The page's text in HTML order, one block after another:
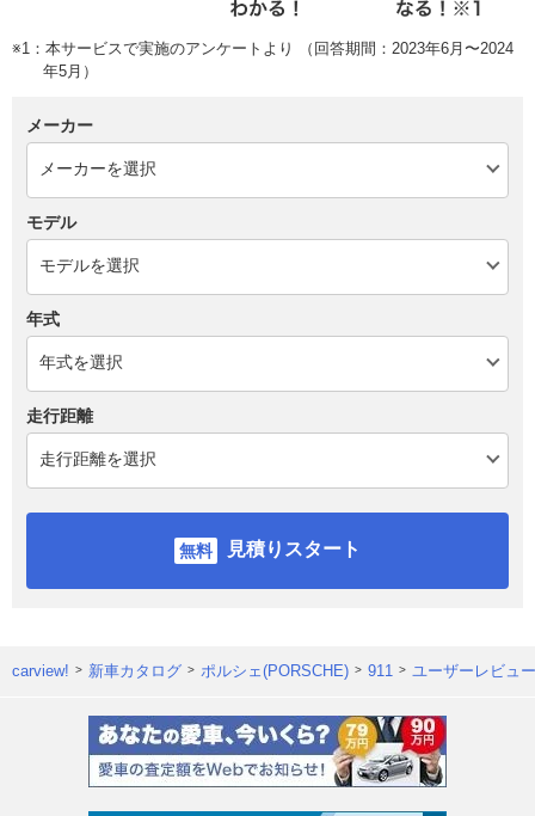
※1：本サービスで実施のアンケートより （回答期間：2023年6月〜2024
年5月）
メーカー
モデル
年式
走行距離
見積りスタート
carview! 新車カタログ ポルシェ(PORSCHE) 911 ユーザーレビュ